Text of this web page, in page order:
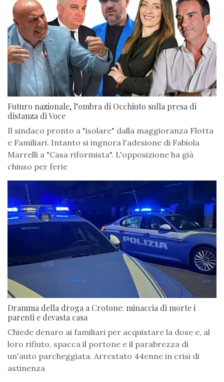
Futuro nazionale, l’ombra di Occhiuto sulla presa di
distanza di Voce
Il sindaco pronto a "isolare" dalla maggioranza Flotta
e Familiari. Intanto si ingnora l'adesione di Fabiola
Marrelli a "Casa riformista". L'opposizione ha già
chiuso per ferie
Dramma della droga a Crotone: minaccia di morte i
parenti e devasta casa
Chiede denaro ai familiari per acquistare la dose e, al
loro rifiuto, spacca il portone e il parabrezza di
un'auto parcheggiata. Arrestato 44enne in crisi di
astinenza